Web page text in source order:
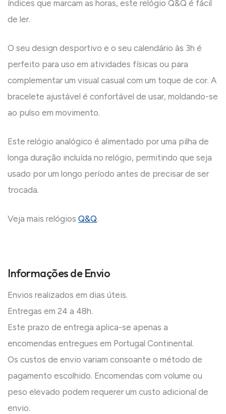
índices que marcam as horas, este relógio Q&Q é fácil
de ler.
O seu design desportivo e o seu calendário às 3h é
perfeito para uso em atividades físicas ou para
complementar um visual casual com um toque de cor. A
bracelete ajustável é confortável de usar, moldando-se
ao pulso em movimento.
Este relógio analógico é alimentado por uma pilha de
longa duração incluída no relógio, permitindo que seja
usado por um longo período antes de precisar de ser
trocada.
Veja mais relógios Q&Q.
Informações de Envio
Envios realizados em dias úteis.
Entregas em 24 a 48h.
Este prazo de entrega aplica-se apenas a
encomendas entregues em Portugal Continental.
Os custos de envio variam consoante o método de
pagamento escolhido. Encomendas com volume ou
peso elevado podem requerer um custo adicional de
envio.